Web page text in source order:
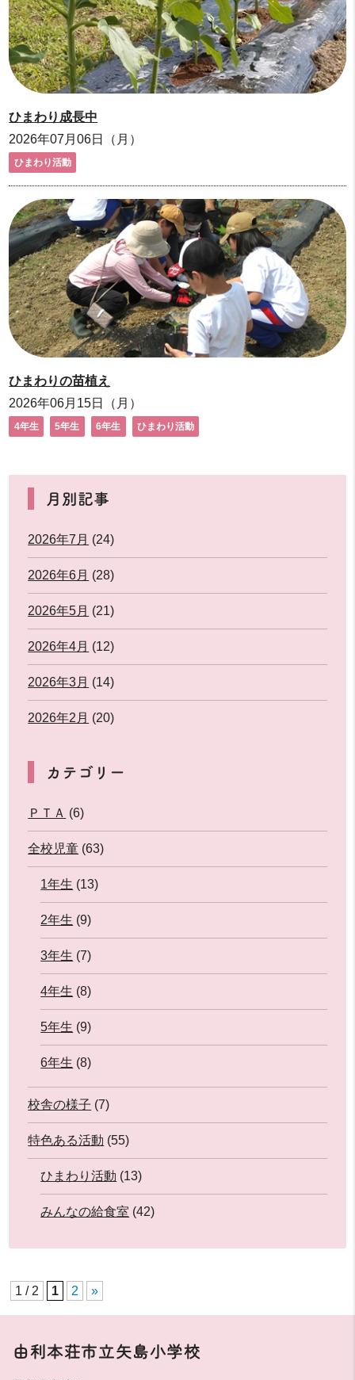
ひまわり成長中
2026年07月06日（月）
ひまわり活動
ひまわりの苗植え
2026年06月15日（月）
4年生 5年生 6年生 ひまわり活動
月別記事
2026年7月 (24)
2026年6月 (28)
2026年5月 (21)
2026年4月 (12)
2026年3月 (14)
2026年2月 (20)
カテゴリー
ＰＴＡ (6)
全校児童 (63)
1年生 (13)
2年生 (9)
3年生 (7)
4年生 (8)
5年生 (9)
6年生 (8)
校舎の様子 (7)
特色ある活動 (55)
ひまわり活動 (13)
みんなの給食室 (42)
1 / 2 1 2 »
由利本荘市立矢島小学校